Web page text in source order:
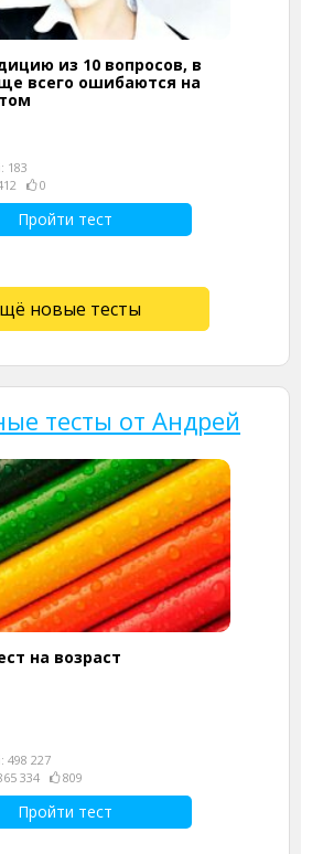
из 10 вопросов, в
всего ошибаются на
183
0
Пройти тест
новые тесты
тесты от Андрей
на возраст
498 227
334
809
Пройти тест